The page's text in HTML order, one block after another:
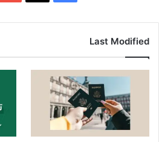
Last Modified